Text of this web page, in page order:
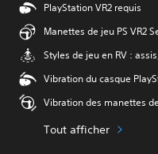
PlayStation VR2 requis
Manettes de jeu PS VR2
Styles de jeu en RV :
Vibration du casque
Vibration des manettes
Tout afficher